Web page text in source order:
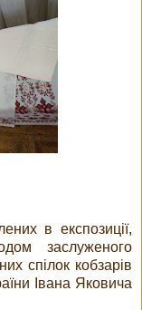
в експозиції,
заслуженого
спілок кобзарів
Івана Яковича